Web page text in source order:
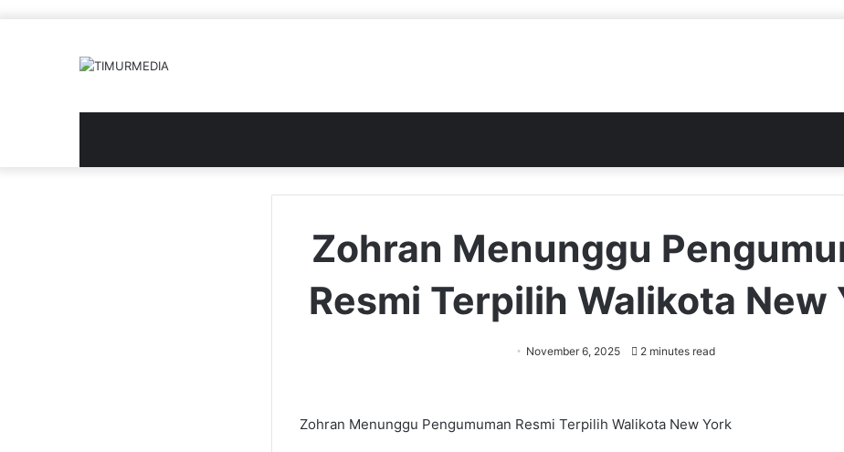
Zohran Menunggu
Resmi Terpilih Walikota New
November 6, 2025 2 minutes read
Zohran Menunggu Pengumuman Resmi Terpilih Walikota New York